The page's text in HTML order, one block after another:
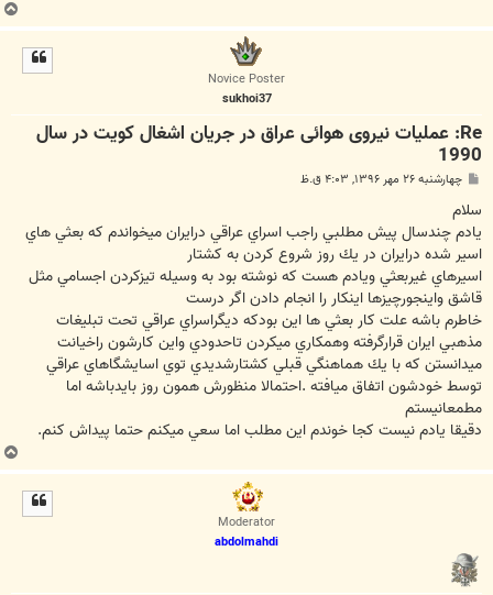
ب
ا
Novice Poster
sukhoi37
Re: عملیات نیروی هوائی عراق در جریان اشغال کویت در سال
1990
پ
ت
چهارشنبه ۲۶ مهر ۱۳۹۶, ۴:۰۳ ق.ظ
سلام
يادم چندسال پيش مطلبي راجب اسراي عراقي درايران ميخواندم كه بعثي هاي
اسير شده درايران در يك روز شروع كردن به كشتار
اسيرهاي غيربعثي ويادم هست كه نوشته بود به وسيله تيزكردن اجسامي مثل
قاشق واينجورچيزها اينكار را انجام دادن اگر درست
خاطرم باشه علت كار بعثي ها اين بودكه ديگراسراي عراقي تحت تبليغات
مذهبي ايران قرارگرفته وهمكاري ميكردن تاحدودي واين كارشون راخيانت
ميدانستن كه با يك هماهنگي قبلي كشتارشديدي توي اسايشگاهاي عراقي
توسط خودشون اتفاق ميافته .احتمالا منظورش همون روز بايدباشه اما
مطمعانيستم
دقيقا يادم نيست كجا خوندم اين مطلب اما سعي ميكنم حتما پيداش كنم.
ب
ا
Moderator
abdolmahdi